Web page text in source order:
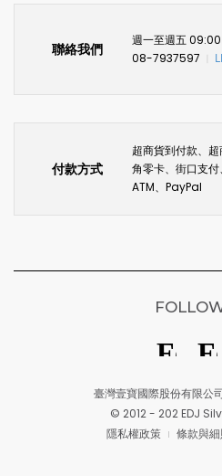
聯絡我們
週一至週五 09:00
08-7937597
付款方式
超商貨到付款、
角零卡、街口支付
ATM、PayPal
臺灣壹寶國際股份有限公司
© 2012 - 202 EDJ
隱私權政策
條款與細